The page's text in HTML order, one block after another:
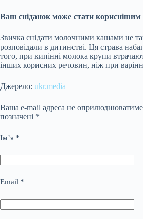
Ваш сніданок може стати кориснішим
Звичка снідати молочними кашами не
розповідали в дитинстві. Ця страва
того, при кипінні молока крупи
інших корисних речовин, ніж при
Джерело: ukr.media
Ваша e-mail адреса не
позначені *
Ім’я *
Email *